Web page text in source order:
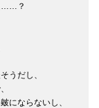
……？
うだし、
にならないし、